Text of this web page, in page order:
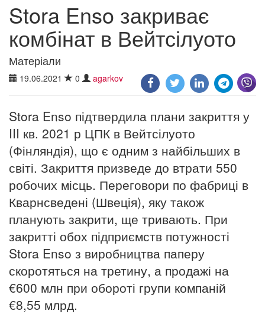
Stora Enso закриває
комбінат в Вейтсілуото
Матеріали
19.06.2021 0 agarkov
Stora Enso підтвердила плани закриття у
III кв. 2021 р ЦПК в Вейтсілуото
(Фінляндія), що є одним з найбільших в
світі. Закриття призведе до втрати 550
робочих місць. Переговори по фабриці в
Кварнсведені (Швеція), яку також
планують закрити, ще тривають. При
закритті обох підприємств потужності
Stora Enso з виробництва паперу
скоротяться на третину, а продажі на
€600 млн при обороті групи компаній
€8,55 млрд.